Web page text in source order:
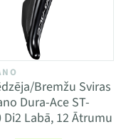
Bremžu Sviras
Dura-Ace ST-
Di2 Labā, 12 Ātrumu